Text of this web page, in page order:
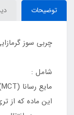
توضیحات
چربی سوز
شامل :
مایع رسانا (MCT)
این ماده که از